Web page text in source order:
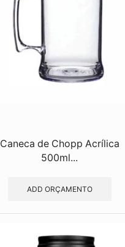
Caneca de Chopp Acrílica
500ml...
ADD ORÇAMENTO